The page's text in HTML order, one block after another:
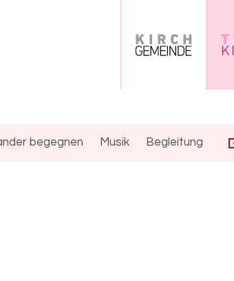
begegnen Musik Begleitung